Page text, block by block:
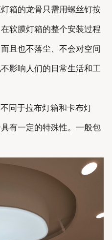
箱的龙骨只需用螺丝钉按
软膜灯箱的整个安装过程
且也不落尘、不会对空间
影响人们的日常生活和工
同于拉布灯箱和卡布灯
有一定的特殊性。一般包